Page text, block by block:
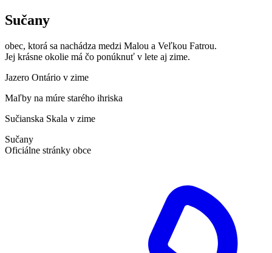
Sučany
obec, ktorá sa nachádza medzi Malou a Veľkou Fatrou.
Jej krásne okolie má čo ponúknuť v lete aj zime.
Jazero Ontário v zime
Maľby na múre starého ihriska
Sučianska Skala v zime
Sučany
Oficiálne stránky obce